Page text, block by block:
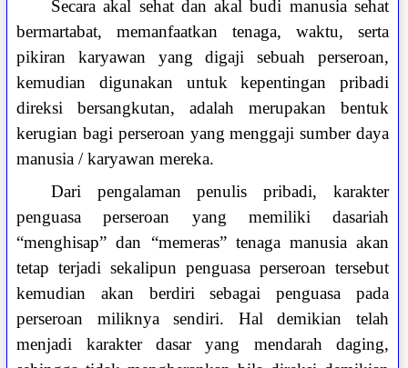
Secara akal sehat dan akal budi manusia sehat
bermartabat, memanfaatkan tenaga, waktu, serta
pikiran karyawan yang digaji sebuah perseroan,
kemudian digunakan untuk kepentingan pribadi
direksi bersangkutan, adalah merupakan bentuk
kerugian bagi perseroan yang menggaji sumber daya
manusia / karyawan mereka.
Dari pengalaman penulis pribadi, karakter
penguasa perseroan yang memiliki dasariah
“menghisap” dan “memeras” tenaga manusia akan
tetap terjadi sekalipun penguasa perseroan tersebut
kemudian akan berdiri sebagai penguasa pada
perseroan miliknya sendiri. Hal demikian telah
menjadi karakter dasar yang mendarah daging,